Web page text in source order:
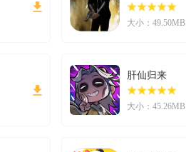
大小：49.50MB
肝仙归来
大小：45.26MB